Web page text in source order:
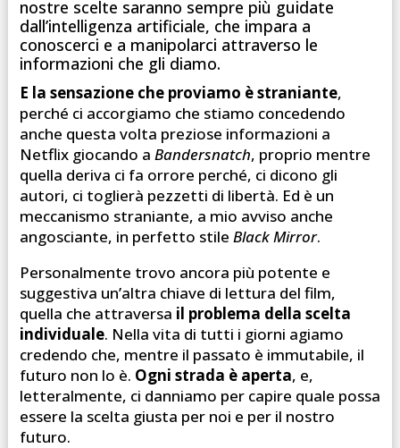
nostre scelte saranno sempre più guidate
dall’intelligenza artificiale, che impara a
conoscerci e a manipolarci attraverso le
informazioni che gli diamo.
E la sensazione che proviamo è straniante,
perché ci accorgiamo che stiamo concedendo
anche questa volta preziose informazioni a
Netflix giocando a Bandersnatch, proprio mentre
quella deriva ci fa orrore perché, ci dicono gli
autori, ci toglierà pezzetti di libertà. Ed è un
meccanismo straniante, a mio avviso anche
angosciante, in perfetto stile Black Mirror.
Personalmente trovo ancora più potente e
suggestiva un’altra chiave di lettura del film,
quella che attraversa il problema della scelta
individuale. Nella vita di tutti i giorni agiamo
credendo che, mentre il passato è immutabile, il
futuro non lo è. Ogni strada è aperta, e,
letteralmente, ci danniamo per capire quale possa
essere la scelta giusta per noi e per il nostro
futuro.